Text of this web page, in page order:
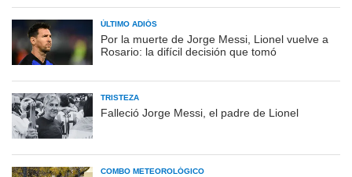
ÚLTIMO ADIÓS
Por la muerte de Jorge Messi, Lionel vuelve a
Rosario: la difícil decisión que tomó
TRISTEZA
Falleció Jorge Messi, el padre de Lionel
COMBO METEOROLÓGICO